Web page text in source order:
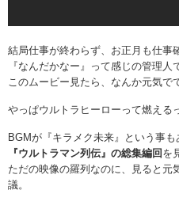
結局仕事が終わらず、お正月も仕事
『なんだかなー』って感じの管理人
このムービー見たら、なんか元気で
やっぱウルトラヒーローって燃える
BGMが『キラメク未来』という事
『ウルトラマン列伝』の総集編回 を
ただの映像の羅列なのに、見ると元
議。